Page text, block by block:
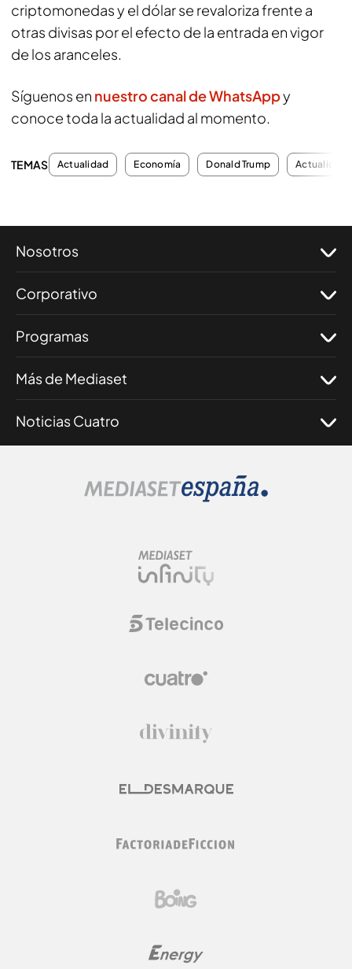
criptomonedas y el dólar se revaloriza frente a
otras divisas por el efecto de la entrada en vigor
de los aranceles.
Síguenos en nuestro canal de WhatsAppy
conoce toda la actualidad al momento.
TEMAS Actualidad Economía Donald Trump Actualidad
Nosotros
Corporativo
Programas
Más de Mediaset
Noticias Cuatro